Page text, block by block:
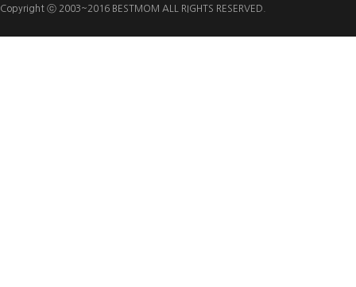
Copyright ⓒ 2003~2016 BESTMOM ALL RIGHTS RESERVED.